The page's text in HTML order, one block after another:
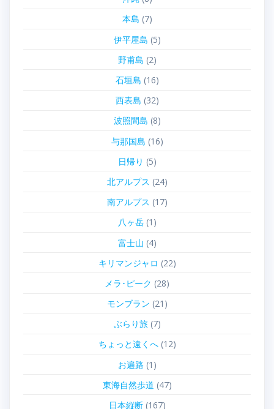
本島 (7)
伊平屋島 (5)
野甫島 (2)
石垣島 (16)
西表島 (32)
波照間島 (8)
与那国島 (16)
日帰り (5)
北アルプス (24)
南アルプス (17)
八ヶ岳(1)
富士山 (4)
キリマンジャロ (22)
メラ･ピーク (28)
モンブラン (21)
ぶらり旅(7)
ちょっと遠くへ(12)
お遍路 (1)
東海自然歩道 (47)
日本縦断(167)